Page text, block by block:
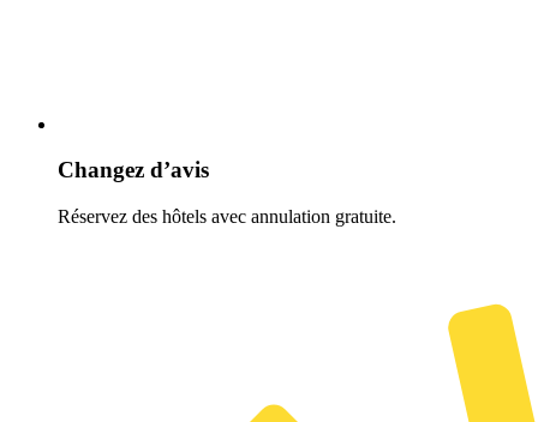
Changez d’avis
Réservez des hôtels avec annulation gratuite.